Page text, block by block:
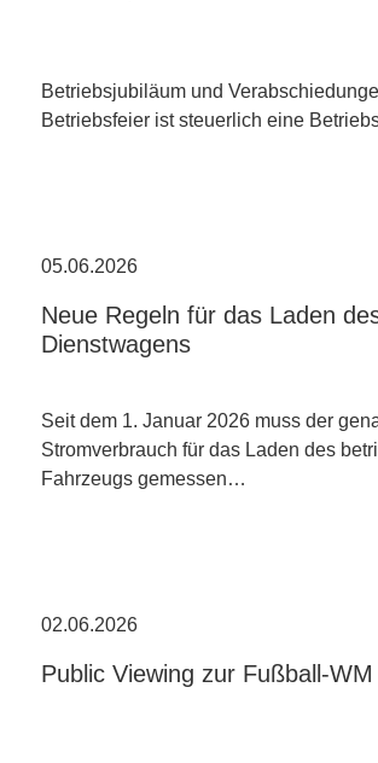
Betriebsjubiläum und
Betriebsfeier ist steuerlich eine
05.06.2026
Neue Regeln für das Laden
Dienstwagens
Seit dem 1. Januar 2026 muss der
Stromverbrauch für das Laden des
Fahrzeugs gemessen…
02.06.2026
Public Viewing zur Fußball-